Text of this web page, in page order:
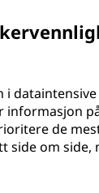
de
side om side,